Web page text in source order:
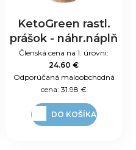
KetoGreen rastl.
prášok - náhr.náplň
Členská cena na 1. úrovni:
24.60 €
Odporúčaná maloobchodná
cena:31.98 €
DO KOŠÍKA